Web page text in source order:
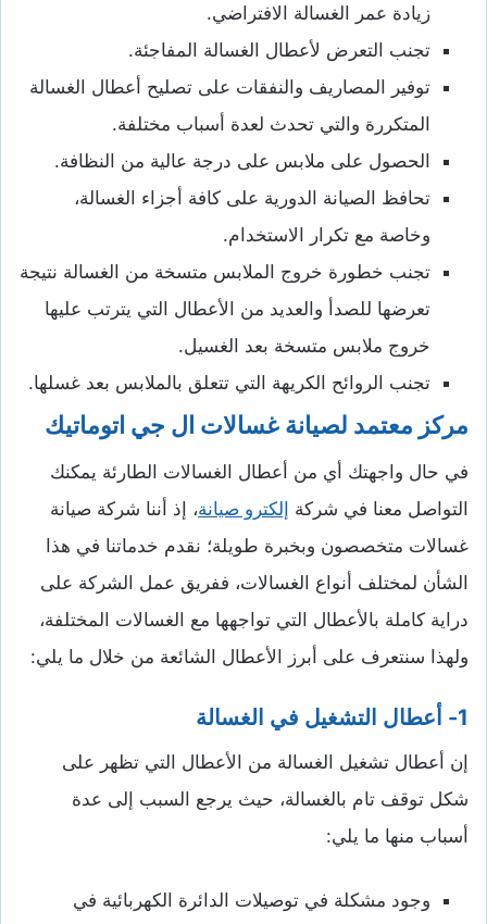
زيادة عمر الغسالة الافتراضي.
تجنب التعرض لأعطال الغسالة المفاجئة.
توفير المصاريف والنفقات على تصليح أعطال الغسالة
المتكررة والتي تحدث لعدة أسباب مختلفة.
الحصول على ملابس على درجة عالية من النظافة.
تحافظ الصيانة الدورية على كافة أجزاء الغسالة،
وخاصة مع تكرار الاستخدام.
تجنب خطورة خروج الملابس متسخة من الغسالة نتيجة
تعرضها للصدأ والعديد من الأعطال التي يترتب عليها
خروج ملابس متسخة بعد الغسيل.
تجنب الروائح الكريهة التي تتعلق بالملابس بعد غسلها.
مركز معتمد لصيانة غسالات ال جي اتوماتيك
في حال واجهتك أي من أعطال الغسالات الطارئة يمكنك
التواصل معنا في شركة إلكترو صيانة، إذ أننا شركة صيانة
غسالات متخصصون وبخبرة طويلة؛ نقدم خدماتنا في هذا
الشأن لمختلف أنواع الغسالات، ففريق عمل الشركة على
دراية كاملة بالأعطال التي تواجهها مع الغسالات المختلفة،
ولهذا سنتعرف على أبرز الأعطال الشائعة من خلال ما يلي:
1- أعطال التشغيل في الغسالة
إن أعطال تشغيل الغسالة من الأعطال التي تظهر على
شكل توقف تام بالغسالة، حيث يرجع السبب إلى عدة
أسباب منها ما يلي:
وجود مشكلة في توصيلات الدائرة الكهربائية في